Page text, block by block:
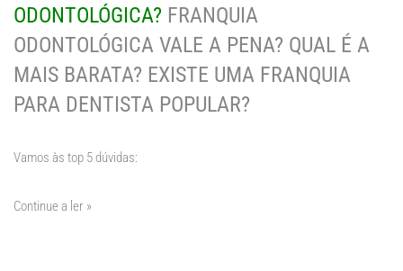
ODONTOLÓGICA? FRANQUIA
ODONTOLÓGICA VALE A PENA? QUAL É A
MAIS BARATA? EXISTE UMA FRANQUIA
PARA DENTISTA POPULAR?
Vamos às top 5 dúvidas:
Continue a ler »